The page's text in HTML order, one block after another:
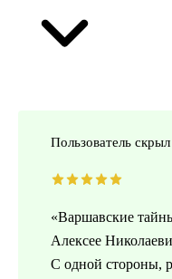
Пользователь
«Варшавские
Алексее
С одной стороны,